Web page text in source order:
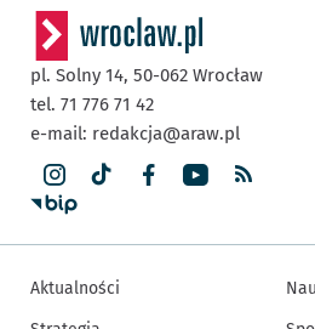
pl. Solny 14, 50-062 Wrocław
tel. 71 776 71 42
e-mail: redakcja@araw.pl
Aktualności